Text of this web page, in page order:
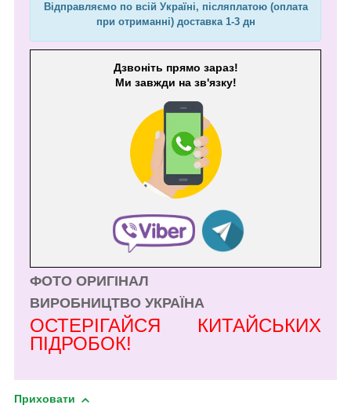
Відправляємо по всій Україні, післяплатою (оплата
при отриманні) доставка 1-3 дн
Дзвоніть прямо зараз!
Ми завжди на зв'язку!
ФОТО ОРИГІНАЛ
ВИРОБНИЦТВО УКРАЇНА
ОСТЕРІГАЙСЯ КИТАЙСЬКИХ
ПІДРОБОК!
Приховати